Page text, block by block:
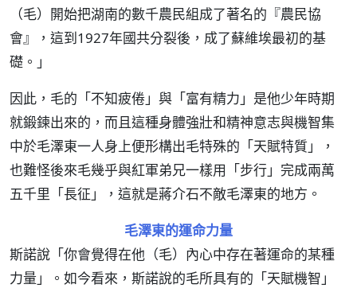
（毛）開始把湖南的數千農民組成了著名的『農民協
會』，這到1927年國共分裂後，成了蘇維埃最初的基
礎。」
因此，毛的「不知疲倦」與「富有精力」是他少年時期
就鍛鍊出來的，而且這種身體強壯和精神意志與機智集
中於毛澤東一人身上便形構出毛特殊的「天賦特質」，
也難怪後來毛幾乎與紅軍弟兄一樣用「步行」完成兩萬
五千里「長征」，這就是蔣介石不敵毛澤東的地方。
毛澤東的運命力量
斯諾說「你會覺得在他（毛）內心中存在著運命的某種
力量」。如今看來，斯諾說的毛所具有的「天賦機智」